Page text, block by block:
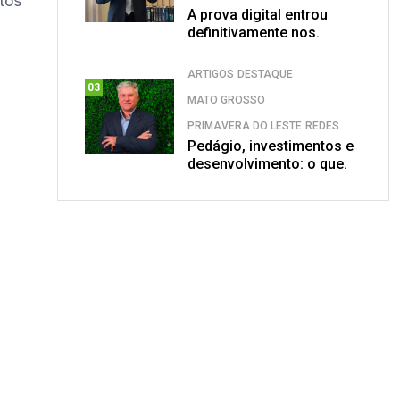
A prova digital entrou
definitivamente nos.
03
ARTIGOS DESTAQUE
MATO GROSSO
PRIMAVERA DO LESTE REDES
Pedágio, investimentos e
desenvolvimento: o que.